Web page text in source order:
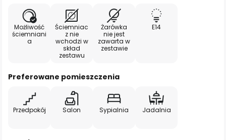
Możliwość
ściemniani
a
Ściemniac
z nie
wchodzi w
skład
zestawu
Żarówka
nie jest
zawarta w
zestawie
E14
Preferowane pomieszczenia
Przedpokój Salon Sypialnia Jadalnia